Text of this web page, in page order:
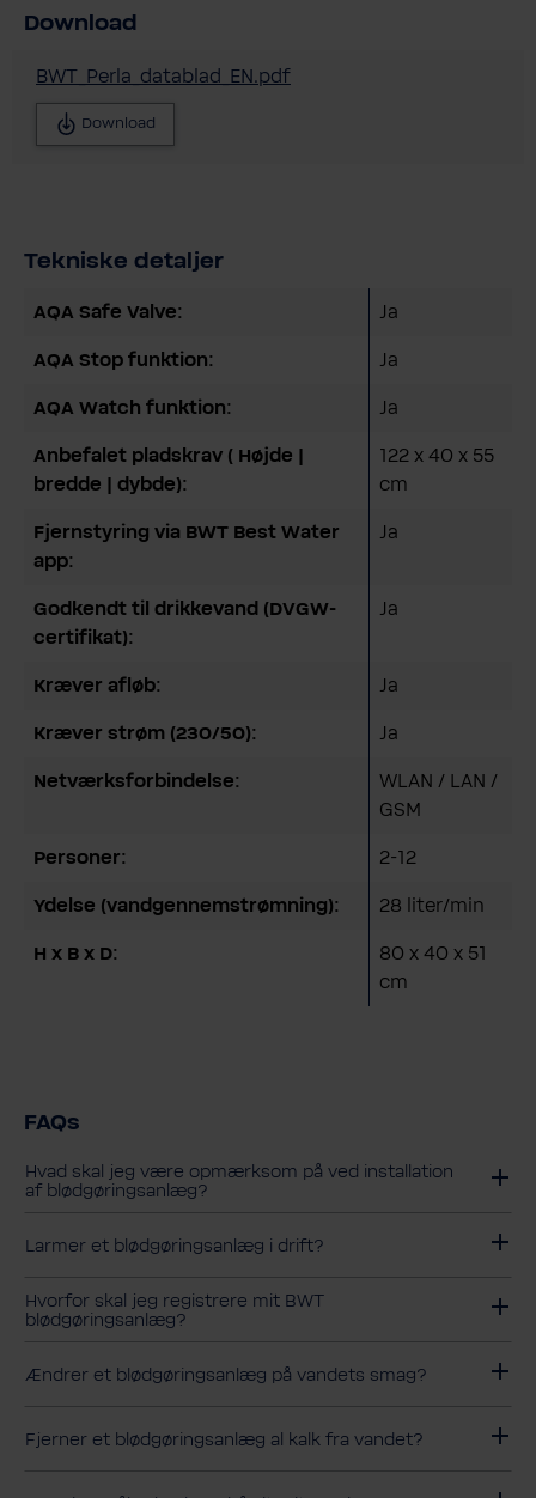
Download
BWT_Perla_datablad_EN.pdf
Download
Tekniske detaljer
AQA Safe Valve: Ja
AQA Stop funktion: Ja
AQA Watch funktion: Ja
Anbefalet pladskrav ( Højde |
bredde | dybde):
122 x 40 x 55
cm
Fjernstyring via BWT Best Water
app:
Ja
Godkendt til drikkevand (DVGW-
certifikat):
Ja
Kræver afløb: Ja
Kræver strøm (230/50): Ja
Netværksforbindelse:
WLAN / LAN /
GSM
Personer: 2-12
Ydelse (vandgennemstrømning): 28 liter/min
H x B x D:
80 x 40 x 51
cm
FAQs
Hvad skal jeg være opmærksom på ved installation
af blødgøringsanlæg?
Larmer et blødgøringsanlæg i drift?
Hvorfor skal jeg registrere mit BWT
blødgøringsanlæg?
Ændrer et blødgøringsanlæg på vandets smag?
Fjerner et blødgøringsanlæg al kalk fra vandet?